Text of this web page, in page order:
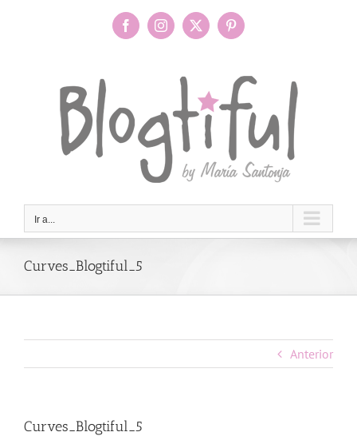
FacebookInstagram
X Pinterest
Ir a...
Curves_Blogtiful_5
Anterior
Curves_Blogtiful_5